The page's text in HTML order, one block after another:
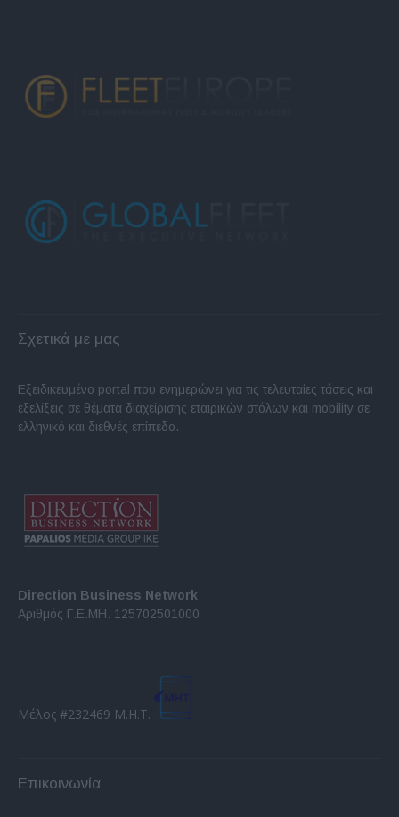
Σχετικά με μας
Εξειδικευμένο portal που ενημερώνει για τις τελευταίες τάσεις και
εξελίξεις σε θέματα διαχείρισης εταιρικών στόλων και mobility σε
ελληνικό και διεθνές επίπεδο.
Direction Business Network
Αριθμός Γ.Ε.ΜΗ. 125702501000
Μέλος #232469 Μ.Η.Τ.
Επικοινωνία